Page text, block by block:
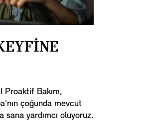
Proaktif Bakım,
çoğunda mevcut
sana yardımcı oluyoruz.